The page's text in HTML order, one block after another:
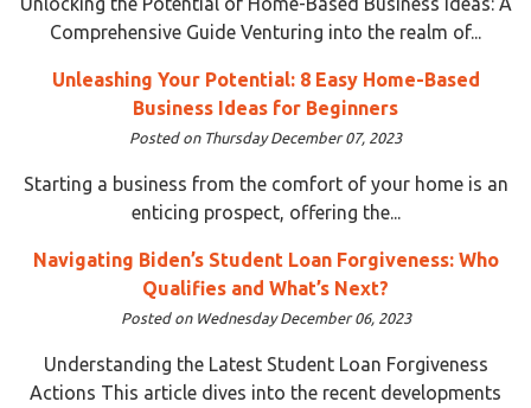
Comprehensive Guide Venturing into the realm of...
Unleashing Your Potential: 8 Easy Home-Based
Business Ideas for Beginners
Posted on Thursday December 07, 2023
Starting a business from the comfort of your home is an
enticing prospect, offering the...
Navigating Biden’s Student Loan Forgiveness: Who
Qualifies and What’s Next?
Posted on Wednesday December 06, 2023
Understanding the Latest Student Loan Forgiveness
Actions This article dives into the recent developments